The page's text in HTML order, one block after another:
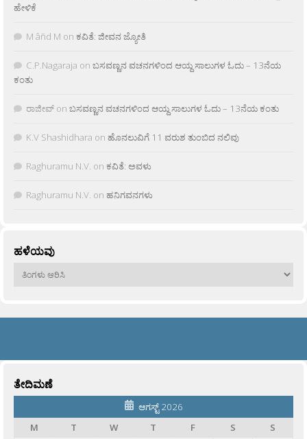
ಹೇಳಿಕೆ
M âñd M on ಕವಿತೆ: ಜೀವನ ಜ್ಯೋತಿ
C.P.Nagaraja on ಬಸವಣ್ಣನ ವಚನಗಳಿಂದ ಆಯ್ದ ಸಾಲುಗಳ ಓದು – 13ನೆಯ
ಕಂತು
ರಾಜೀವ್ on ಬಸವಣ್ಣನ ವಚನಗಳಿಂದ ಆಯ್ದ ಸಾಲುಗಳ ಓದು – 13ನೆಯ ಕಂತು
K.V Shashidhara on ಹೊನಲುವಿಗೆ 11 ವರುಶ ತುಂಬಿದ ನಲಿವು
Raghuramu N.V. on ಕವಿತೆ: ಅವಳು
Raghuramu N.V. on ಹನಿಗವನಗಳು
ಹಳೆಯವು
ಹಳೆಯವು
ತೇದಿಮಣೆ
ಆಗಸ್ಟ್ 2026
M
T W T F S
S